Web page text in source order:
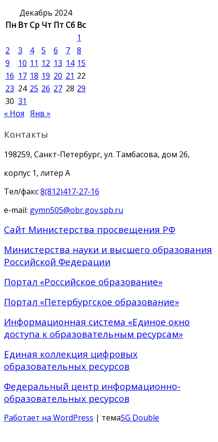
Декабрь 2024
Пн ВтСр Чт ПтСб Вс
1
2
3 4 5 6 7
8
9
10 11 12 13 14 15
16 17 18 19 20 21 22
23 24 25 26 27 28 29
30 31
« Ноя Янв »
Контакты
198259, Санкт-Петербург, ул. Тамбасова, дом 26,
корпус 1, литер А
Тел/факс8(812)417-27-16
e-mail: gymn505@obr.gov.spb.ru
Сайт Министерства просвещения РФ
Министерства науки и высшего образования
Российской Федерации
Портал «Российское образование»
Портал «Петербургское образование»
Информационная система «Единое окно
доступа к образовательным ресурсам»
Единая коллекция цифровых
образовательных ресурсов
Федеральный центр информационно-
образовательных ресурсов
Работает на WordPress | темаSG Double